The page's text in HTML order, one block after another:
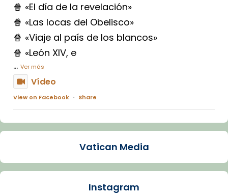
🍿 «El día de la revelación»
🍿 «Las locas del Obelisco»
🍿 «Viaje al país de los blancos»
🍿 «León XIV, e
... Ver más
Vídeo
View on Facebook · Share
Arquebisbat de Barcelona
La Carmina va patir depressió. Fa gairebé
dos mesos, a l'Estadi Lluís Companys, la
Vatican Media
Instagram